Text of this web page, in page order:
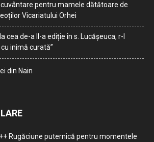
pentru mamele dătătoare de
Vicariatului Orhei
cea de-a II-a ediție în s. Lucășeuca, r-l
inimă curată”
din Nain
Rugăciune puternică pentru momentele